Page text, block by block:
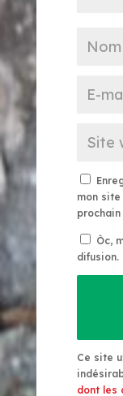
mon
Òc,
difusion.
Ce site
dont les